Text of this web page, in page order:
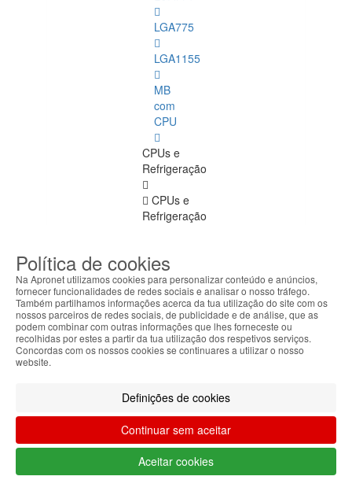
LGA775
LGA1155
MB
com
CPU
CPUs e
Refrigeração
CPUs e
Refrigeração
LGA775
LGA1155
LGA1156
LGA2011
LGA1150
AMD
Política de cookies
Na Apronet utilizamos cookies para personalizar conteúdo e anúncios,
fornecer funcionalidades de redes sociais e analisar o nosso tráfego.
Também partilhamos informações acerca da tua utilização do site com os
nossos parceiros de redes sociais, de publicidade e de análise, que as
podem combinar com outras informações que lhes forneceste ou
recolhidas por estes a partir da tua utilização dos respetivos serviços.
Concordas com os nossos cookies se continuares a utilizar o nosso
website.
Definições de cookies
Continuar sem aceitar
Aceitar cookies